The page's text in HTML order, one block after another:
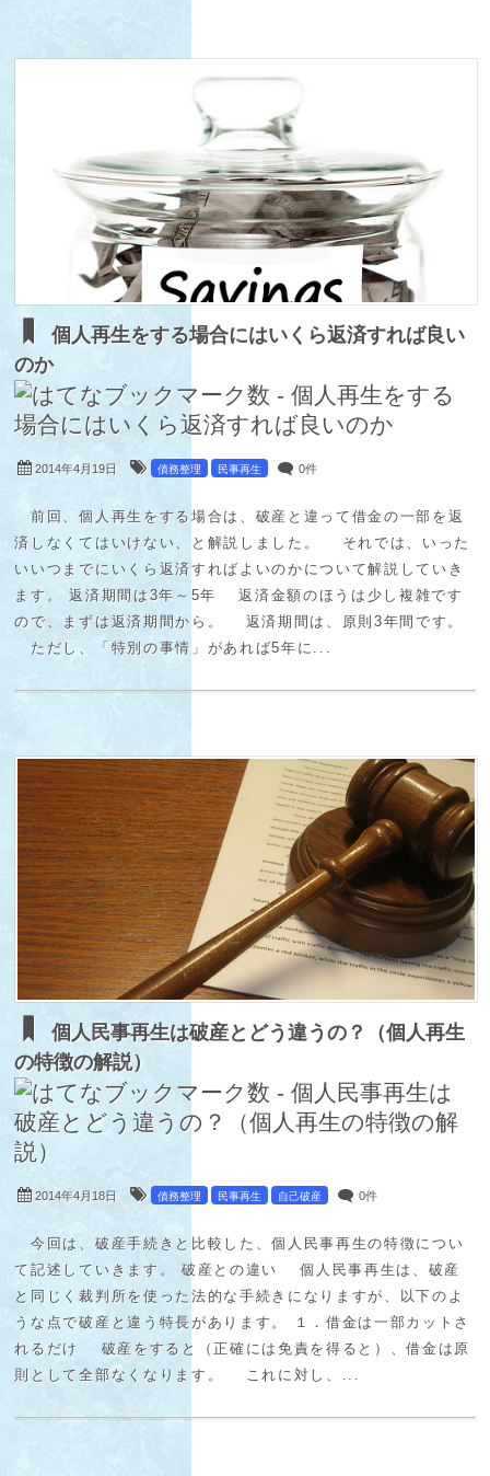
個人再生をする場合にはいくら返済すれば良い
のか
2014年4月19日 債務整理 民事再生 0件
前回、個人再生をする場合は、破産と違って借金の一部を返
済しなくてはいけない、と解説しました。 それでは、いった
いいつまでにいくら返済すればよいのかについて解説していき
ます。 返済期間は3年～5年 返済金額のほうは少し複雑です
ので、まずは返済期間から。 返済期間は、原則3年間です。
ただし、「特別の事情」があれば5年に...
個人民事再生は破産とどう違うの？（個人再生
の特徴の解説）
2014年4月18日 債務整理 民事再生 自己破産 0件
今回は、破産手続きと比較した、個人民事再生の特徴につい
て記述していきます。 破産との違い 個人民事再生は、破産
と同じく裁判所を使った法的な手続きになりますが、以下のよ
うな点で破産と違う特長があります。 １．借金は一部カットさ
れるだけ 破産をすると（正確には免責を得ると）、借金は原
則として全部なくなります。 これに対し、...